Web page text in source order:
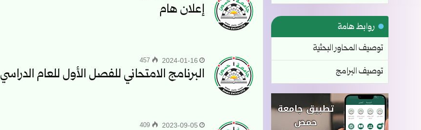
إعلان هام
2024-01-16
البرنامج الامتحاني للفصل الأول للعام الدراسي 2023-2024
2023-09-05
روابط هامة
توصيف المحاور البحثية
توصيف البرامج